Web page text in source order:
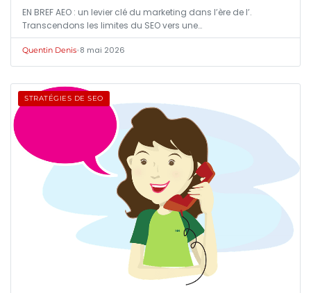
EN BREF AEO : un levier clé du marketing dans l’ère de l’.
Transcendons les limites du SEO vers une…
Quentin Denis•8 mai 2026
STRATÉGIES DE SEO